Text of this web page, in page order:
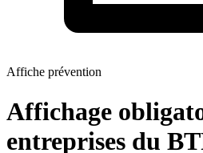
Affiche prévention
Affichage
entreprises du